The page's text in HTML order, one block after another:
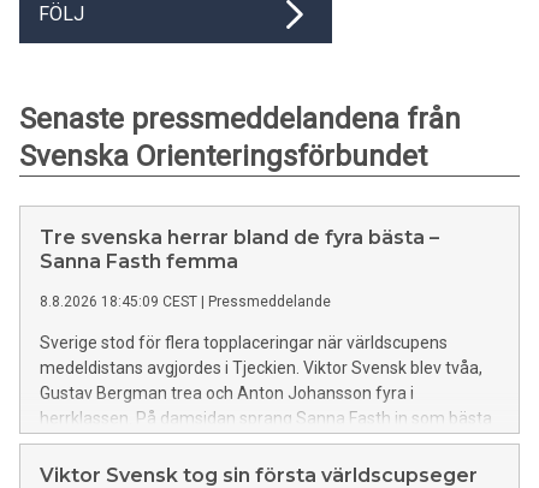
FÖLJ
Senaste pressmeddelandena från
Svenska Orienteringsförbundet
Tre svenska herrar bland de fyra bästa –
Sanna Fasth femma
8.8.2026 18:45:09 CEST | Pressmeddelande
Sverige stod för flera topplaceringar när världscupens
medeldistans avgjordes i Tjeckien. Viktor Svensk blev tvåa,
Gustav Bergman trea och Anton Johansson fyra i
herrklassen. På damsidan sprang Sanna Fasth in som bästa
svenska på femte plats.
Viktor Svensk tog sin första världscupseger